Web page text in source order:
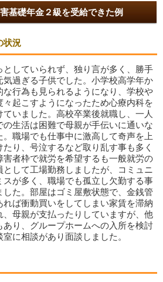
基礎年金２級を受給できた例
状況
としていられず、独り言が多く、勝手
気過ぎる子供でした。小学校高学年か
な行為も見られるようになり、学校や
起こすようになったため心療内科を
いました。高校卒業後就職し、一人
生活は困難で母親が手伝いに通いな
職場でも仕事中に激高して奇声を上
り、号泣するなど取り乱す事も多く
者枠で就労を希望するも一般就労の
して工場勤務しましたが、コミュニ
が多く、職場でも孤立し欠勤する事
た。部屋はゴミ屋敷状態で、金銭管
ば衝動買いをしてしまい家賃を滞納
、母親が支払ったりしていますが、他
あり、グループホームへの入所を検討
に相談があり面談しました。